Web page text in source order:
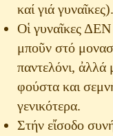
καί γιά γυναῖκες).
Οἱ γυναῖκες
μποῦν στό
παντελόνι, ἀλλά
φούστα και
γενικότερα.
Στήν εἴσοδο